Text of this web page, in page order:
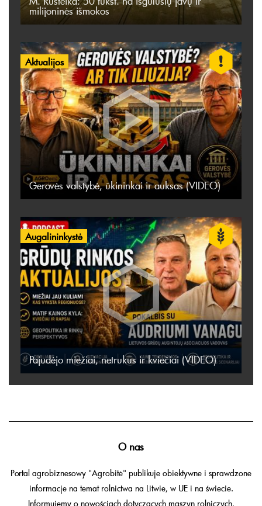
milijoninės išmokos
Aktualijos
Gerovės valstybė, ūkininkai ir auksas (VIDEO)
Augalininkystė
Pajudėjo miežiai, netrukus ir kviečiai (VIDEO)
O nas
Portal agrobiznesowy "Agrobitė" publikuje obiektywne i sprawdzone
informacje na temat rolnictwa na Litwie, w UE i na świecie.
Informujemy o nowościach dotyczących maszyn rolniczych,